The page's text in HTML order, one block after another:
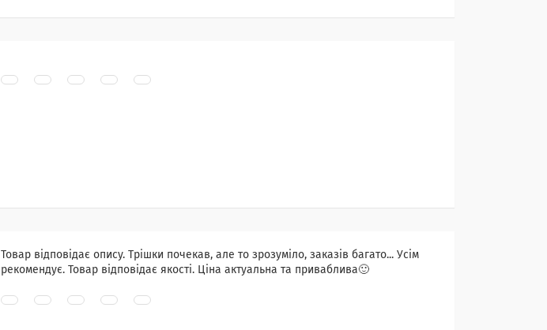
Товар відповідає опису. Трішки почекав, але то зрозуміло, заказів багато... Усім
рекомендує. Товар відповідає якості. Ціна актуальна та приваблива🙂